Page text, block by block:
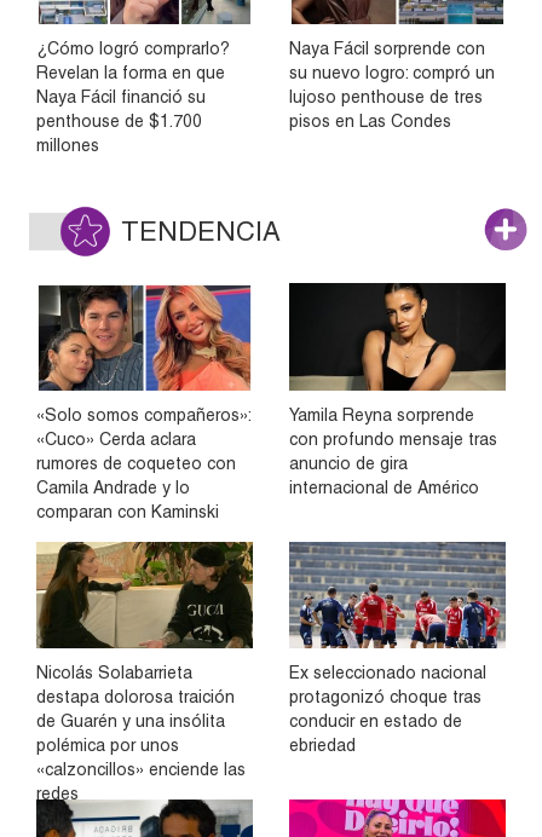
¿Cómo logró comprarlo?
Revelan la forma en que
Naya Fácil financió su
penthouse de $1.700
millones
Naya Fácil sorprende con
su nuevo logro: compró un
lujoso penthouse de tres
pisos en Las Condes
TENDENCIA
«Solo somos compañeros»:
«Cuco» Cerda aclara
rumores de coqueteo con
Camila Andrade y lo
comparan con Kaminski
Yamila Reyna sorprende
con profundo mensaje tras
anuncio de gira
internacional de Américo
Nicolás Solabarrieta
destapa dolorosa traición
de Guarén y una insólita
polémica por unos
«calzoncillos» enciende las
redes
Ex seleccionado nacional
protagonizó choque tras
conducir en estado de
ebriedad